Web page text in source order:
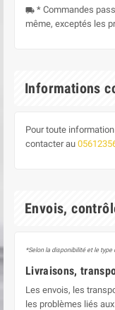
local_shipping * Commandes
même, exceptés les
Informations
Pour toute
contacter au
Envois,
*Selon la disponibilité et le
Livraisons,
Les envois, les
les problèmes liés